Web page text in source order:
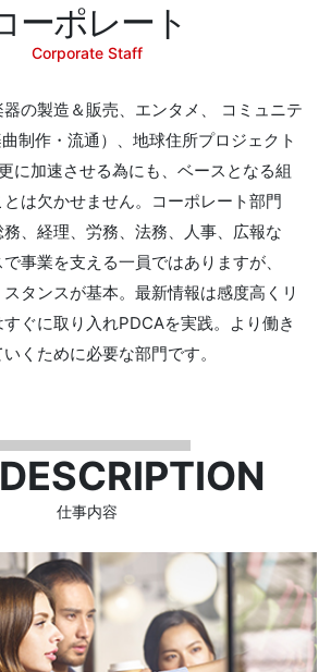
ーポレート
Corporate Staff
の製造＆販売、エンタメ、 コミュニテ
制作・流通）、地球住所プロジェクト
に加速させる為にも、ベースとなる組
は欠かせません。コーポレート部門
、経理、労務、法務、人事、広報な
事業を支える一員ではありますが、
スタンスが基本。最新情報は感度高くリ
ぐに取り入れPDCAを実践。より働き
くために必要な部門です。
仕事内容